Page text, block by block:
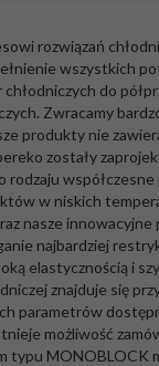
rozwiązań
wszystkich
do
Zwracamy
produkty nie
zostały
rodzaju
w niskich
nasze
najbardziej
elastycznością i
znajduje się
parametrów
możliwość
typu MONOBLOCK